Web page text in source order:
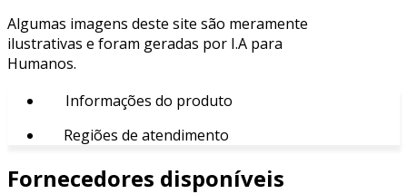
Algumas imagens deste site são meramente
ilustrativas e foram geradas por I.A para
Humanos.
Informações do produto
Regiões de atendimento
Fornecedores disponíveis